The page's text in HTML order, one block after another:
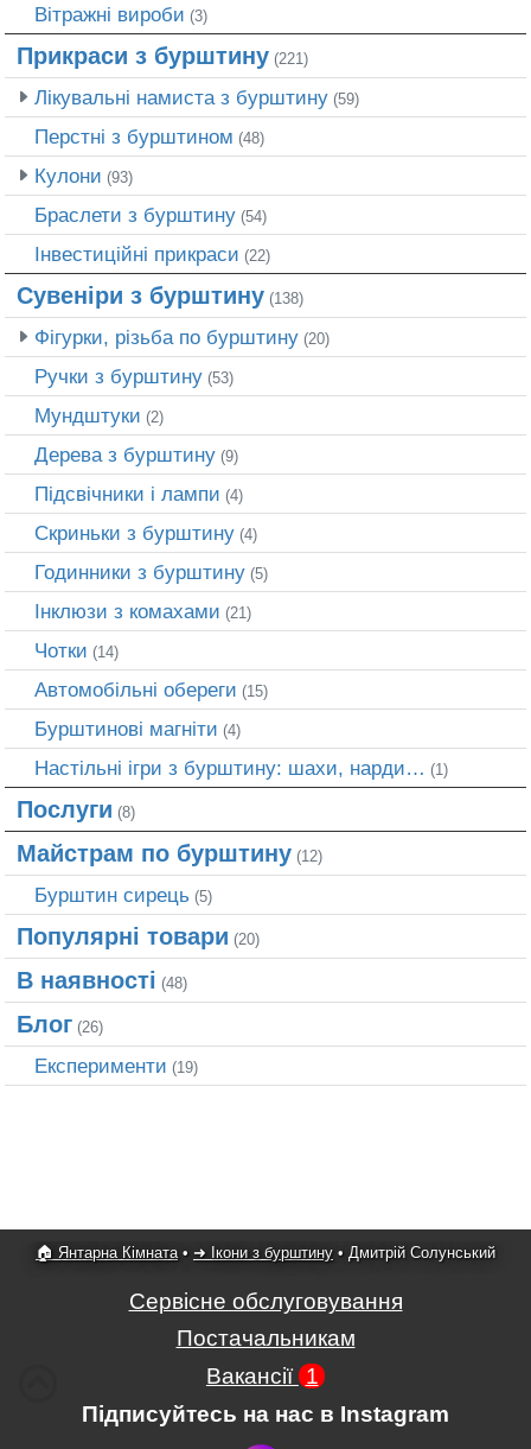
Вітражні вироби (3)
Прикраси з бурштину (221)
Лікувальні намиста з бурштину (59)
Перстні з бурштином (48)
Кулони (93)
Браслети з бурштину (54)
Інвестиційні прикраси (22)
Сувеніри з бурштину (138)
Фігурки, різьба по бурштину (20)
Ручки з бурштину (53)
Мундштуки (2)
Дерева з бурштину (9)
Підсвічники і лампи (4)
Скриньки з бурштину (4)
Годинники з бурштину (5)
Інклюзи з комахами (21)
Чотки (14)
Автомобільні обереги (15)
Бурштинові магніти (4)
Настільні ігри з бурштину: шахи, нарди… (1)
Послуги (8)
Майстрам по бурштину (12)
Бурштин сирець (5)
Популярні товари (20)
В наявності (48)
Блог (26)
Експерименти (19)
🏠 Янтарна Кімната• ➜ Ікони з бурштину • Дмитрій Солунський
Сервісне обслуговування
Постачальникам
Вакансії 1
Підписуйтесь на нас в Instagram